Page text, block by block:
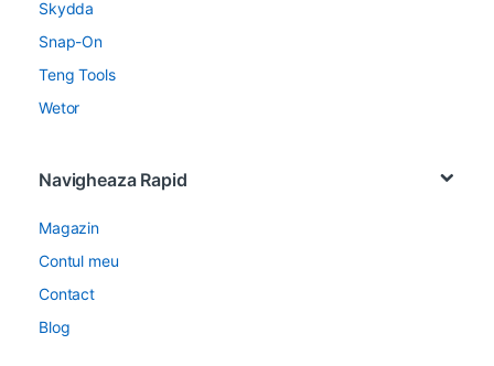
Skydda
Snap-On
Teng Tools
Wetor
Navigheaza Rapid
Magazin
Contul meu
Contact
Blog